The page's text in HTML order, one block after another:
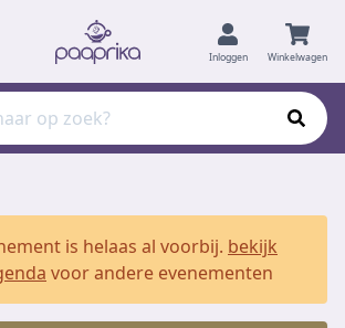
Inloggen Winkelwagen
is helaas al voorbij. bekijk
voor andere evenementen